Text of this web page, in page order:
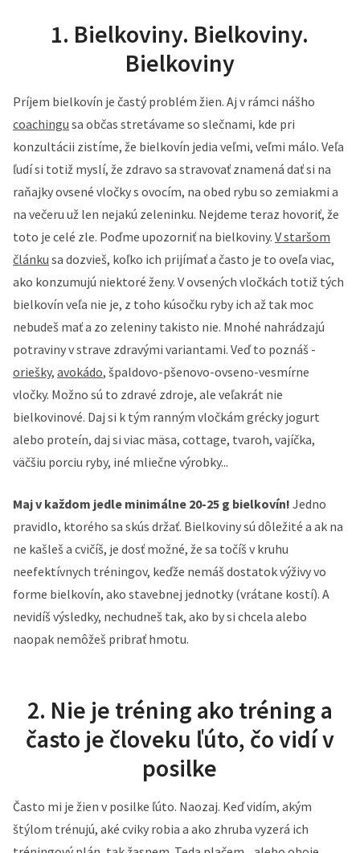
1. Bielkoviny. Bielkoviny.
Bielkoviny
Príjem bielkovín je častý problém žien. Aj v rámci nášho
coachingu sa občas stretávame so slečnami, kde pri
konzultácii zistíme, že bielkovín jedia veľmi, veľmi málo. Veľa
ľudí si totiž myslí, že zdravo sa stravovať znamená dať si na
raňajky ovsené vločky s ovocím, na obed rybu so zemiakmi a
na večeru už len nejakú zeleninku. Nejdeme teraz hovoriť, že
toto je celé zle. Poďme upozorniť na bielkoviny. V staršom
článku sa dozvieš, koľko ich prijímať a často je to oveľa viac,
ako konzumujú niektoré ženy. V ovsených vločkách totiž tých
bielkovín veľa nie je, z toho kúsočku ryby ich až tak moc
nebudeš mať a zo zeleniny takisto nie. Mnohé nahrádzajú
potraviny v strave zdravými variantami. Veď to poznáš -
oriešky, avokádo, špaldovo-pšenovo-ovseno-vesmírne
vločky. Možno sú to zdravé zdroje, ale veľakrát nie
bielkovinové. Daj si k tým ranným vločkám grécky jogurt
alebo proteín, daj si viac mäsa, cottage, tvaroh, vajíčka,
väčšiu porciu ryby, iné mliečne výrobky...
Maj v každom jedle minimálne 20-25 g bielkovín! Jedno
pravidlo, ktorého sa skús držať. Bielkoviny sú dôležité a ak na
ne kašleš a cvičíš, je dosť možné, že sa točíš v kruhu
neefektívnych tréningov, keďže nemáš dostatok výživy vo
forme bielkovín, ako stavebnej jednotky (vrátane kostí). A
nevidíš výsledky, nechudneš tak, ako by si chcela alebo
naopak nemôžeš pribrať hmotu.
2. Nie je tréning ako tréning a
často je človeku ľúto, čo vidí v
posilke
Často mi je žien v posilke ľúto. Naozaj. Keď vidím, akým
štýlom trénujú, aké cviky robia a ako zhruba vyzerá ich